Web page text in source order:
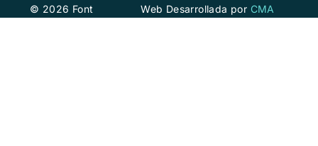
© 2026 Font
Marina
Web Desarrollada por CMA
Comunicación